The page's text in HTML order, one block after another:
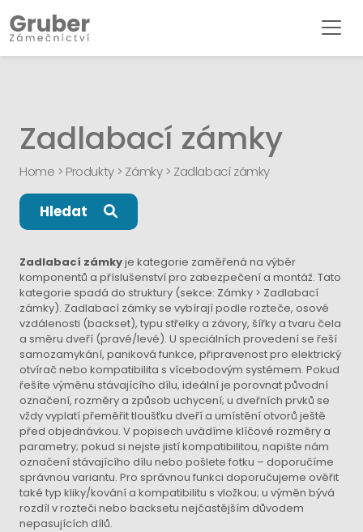
Zadlabací zámky
Home > Produkty> Zámky> Zadlabací zámky
Hledat
Zadlabací zámkyje kategorie zaměřená na výběr
komponentů a příslušenství pro zabezpečení a montáž. Tato
kategorie spadá do struktury (sekce: Zámky > Zadlabací
zámky). Zadlabací zámky se vybírají podle rozteče, osové
vzdálenosti (backset), typu střelky a závory, šířky a tvaru čela
a směru dveří (pravé/levé). U speciálních provedení se řeší
samozamykání, paniková funkce, připravenost pro elektrický
otvírač nebo kompatibilita s vícebodovým systémem. Pokud
řešíte výměnu stávajícího dílu, ideální je porovnat původní
označení, rozměry a způsob uchycení; u dveřních prvků se
vždy vyplatí přeměřit tloušťku dveří a umístění otvorů ještě
před objednávkou. V popisech uvádíme klíčové rozměry a
parametry; pokud si nejste jistí kompatibilitou, napište nám
označení stávajícího dílu nebo pošlete fotku – doporučíme
správnou variantu. Pro správnou funkci doporučujeme ověřit
také typ kliky/kování a kompatibilitu s vložkou; u výměn bývá
rozdíl v rozteči nebo backsetu nejčastějším důvodem
nepasujících dílů.